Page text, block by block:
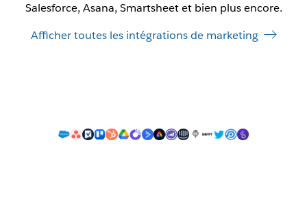
Salesforce, Asana, Smartsheet et bien plus encore.
Afficher toutes les intégrations de marketing